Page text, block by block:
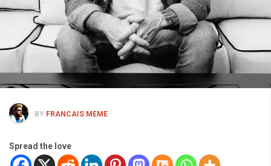
BY FRANCAIS MEME
Spread the love